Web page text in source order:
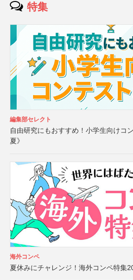
特集
編集部セレクト
自由研究にもおすすめ！小学生向けコ
夏》
海外コンペ
夏休みにチャレンジ！海外コンペ特集